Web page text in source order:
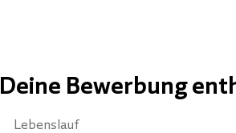
Deine Bewerbung
Lebenslauf